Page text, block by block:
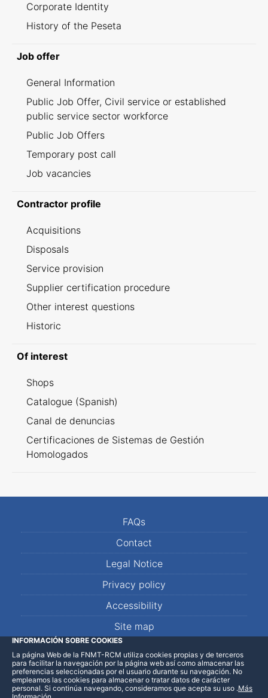
Corporate Identity
History of the Peseta
Job offer
General Information
Public Job Offer, Civil service or established
public service sector workforce
Public Job Offers
Temporary post call
Job vacancies
Contractor profile
Acquisitions
Disposals
Service provision
Supplier certification procedure
Other interest questions
Historic
Of interest
Shops
Catalogue (Spanish)
Canal de denuncias
Certificaciones de Sistemas de Gestión
Homologados
FAQs
Contact
Legal Notice
Privacy policy
Accessibility
Site map
LinkedInFacebookWhatsApp
INFORMACIÓN SOBRE COOKIES
La página Web de la FNMT-RCM utiliza cookies propias y de terceros
para facilitar la navegación por la página web así como almacenar las
preferencias seleccionadas por el usuario durante su navegación. No
empleamos las cookies para almacenar o tratar datos de carácter
personal. Si continúa navegando, consideramos que acepta su uso .Más